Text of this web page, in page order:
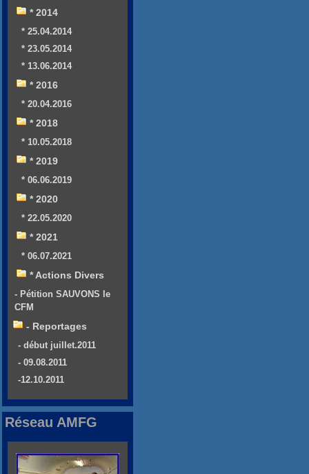
* 2014
* 25.04.2014
* 23.05.2014
* 13.06.2014
* 2016
* 20.04.2016
* 2018
* 10.05.2018
* 2019
* 06.06.2019
* 2020
* 22.05.2020
* 2021
* 06.07.2021
* Actions Divers
- Pétition SAUVONS le
CFM
- Reportages
- début juillet.2011
- 09.08.2011
-12.10.2011
Réseau AMFG